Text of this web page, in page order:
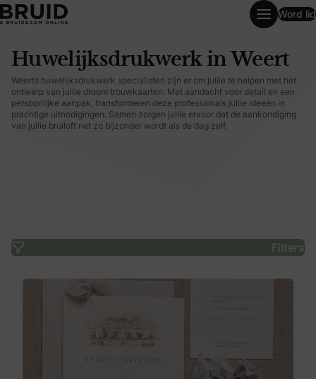
Word lid
Huwelijksdrukwerk in Weert
Weert’s huwelijksdrukwerk specialisten zijn er om jullie te helpen met het
ontwerp van jullie droom trouwkaarten. Met aandacht voor detail en een
persoonlijke aanpak, transformeren deze professionals jullie ideeën in
prachtige uitnodigingen. Samen zorgen jullie ervoor dat de aankondiging
van jullie bruiloft net zo bijzonder wordt als de dag zelf.
Filters